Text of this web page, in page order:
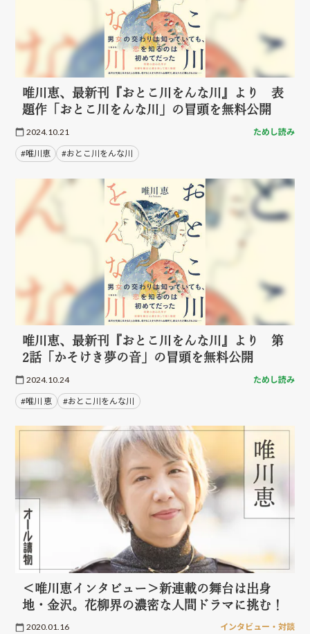
唯川恵、最新刊『おとこ川をんな川』より 表
題作「おとこ川をんな川」の冒頭を無料公開
2024.10.21 ためし読み
#唯川恵 #おとこ川をんな川
唯川恵、最新刊『おとこ川をんな川』より 第
2話「かそけき夢の音」の冒頭を無料公開
2024.10.24 ためし読み
#唯川 恵 #おとこ川をんな川
＜唯川恵インタビュー＞新連載の舞台は出身
地・金沢。花柳界の濃密な人間ドラマに挑む！
2020.01.16 インタビュー・対談